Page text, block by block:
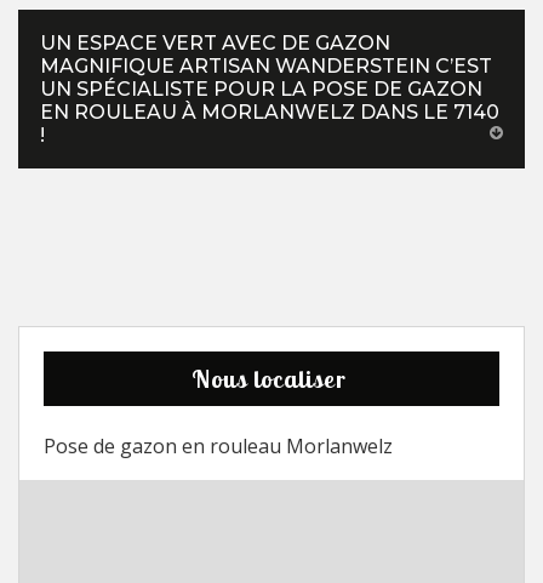
UN ESPACE VERT AVEC DE GAZON
MAGNIFIQUE ARTISAN WANDERSTEIN C’EST
UN SPÉCIALISTE POUR LA POSE DE GAZON
EN ROULEAU À MORLANWELZ DANS LE 7140
!
Nous localiser
Pose de gazon en rouleau Morlanwelz